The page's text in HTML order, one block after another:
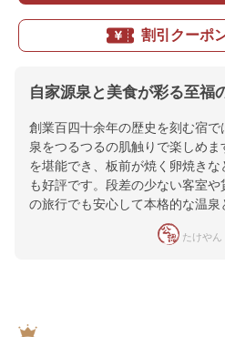
割引クーポ
自家源泉と美食が彩る至福
創業百四十余年の歴史を刻む宿
泉をつるつるの肌触りで楽しめ
を堪能でき、板前が焼く卵焼き
も好評です。段差の少ない客室
の旅行でも安心して本格的な温泉
たけやん